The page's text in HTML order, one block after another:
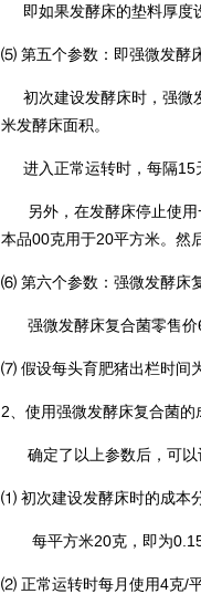
即如果发酵床的垫料厚度
⑸ 第五个参数：即强微发酵
初次建设发酵床时，强微
米发酵床面积。
进入正常运转时，每隔15
另外，在发酵床停止使用
本品00克用于20平方米。然
⑹ 第六个参数：强微发酵床
强微发酵床复合菌零售价
⑺ 假设每头育肥猪出栏时间
2、使用强微发酵床复合菌的
确定了以上参数后，可以
⑴ 初次建设发酵床时的成本
每平方米20克，即为
⑵ 正常运转时每月使用4克/